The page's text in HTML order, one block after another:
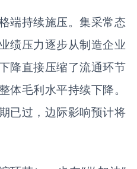
端持续施压。集采常态
绩压力逐步从制造企业
降直接压缩了流通环节
体毛利水平持续下降。
已过，边际影响预计将